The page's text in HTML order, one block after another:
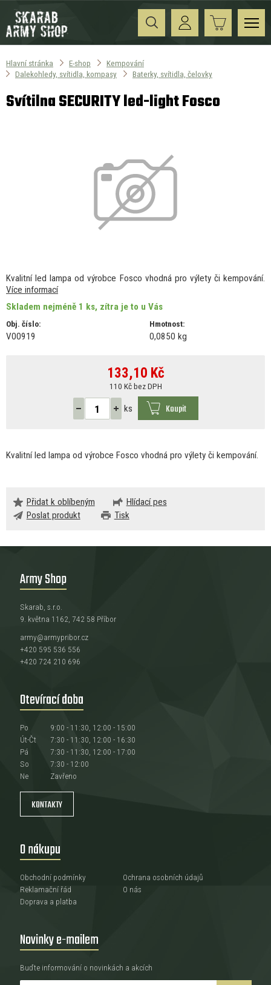
Hlavní stránka E-shop
Kempování
Dalekohledy, svítidla, kompasy
Baterky, svítidla, čelovky
Svítilna SECURITY led-light Fosco
Kvalitní led lampa od výrobce Fosco vhodná pro výlety či kempování.
Více informací
Skladem nejméně 1 ks, zítra je to u Vás
Obj. číslo:
V00919
Hmotnost:
0,0850 kg
133,10 Kč
110 Kč bez DPH
ks Koupit
Kvalitní led lampa od výrobce Fosco vhodná pro výlety či kempování.
Přidat k oblíbeným
Hlídací pes
Poslat produkt
Tisk
Army Shop
Skarab, s.r.o.
9. května 1162, 742 58 Příbor
army@armypribor.cz
+420 595 536 556
+420 724 210 696
Otevírací doba
Po
9:00 - 11:30, 12:00 - 15:00
Út-Čt
7:30 - 11:30, 12:00 - 16:30
Pá
7:30 - 11:30, 12:00 - 17:00
So
7:30 - 12:00
Ne
Zavřeno
KONTAKTY
O nákupu
Obchodní podmínky
Reklamační řád
Doprava a platba
Ochrana osobních údajů
O nás
Novinky e-mailem
Buďte informování o novinkách a akcích